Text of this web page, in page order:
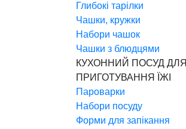
Глибокі тарілки
Чашки, кружки
Набори чашок
Чашки з блюдцями
КУХОННИЙ ПОСУД ДЛЯ
ПРИГОТУВАННЯ ЇЖІ
Пароварки
Набори посуду
Форми для запікання